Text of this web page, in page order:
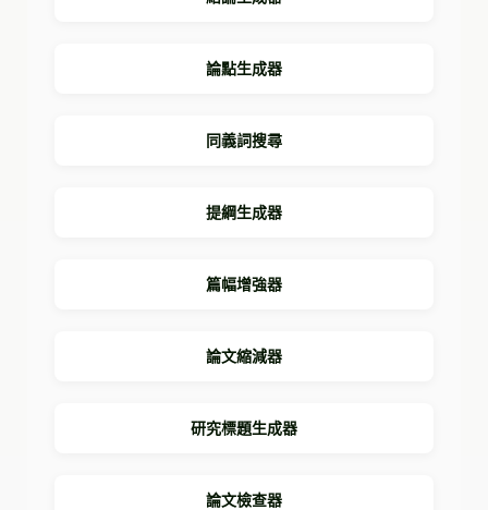
論點生成器
同義詞搜尋
提綱生成器
篇幅增強器
論文縮減器
研究標題生成器
論文檢查器